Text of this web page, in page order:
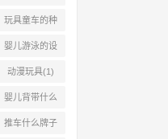
品牌(1)
玩具童车的种
类和价格(1)
婴儿游泳的设
备(1)
动漫玩具(1)
婴儿背带什么
样的好(2)
推车什么牌子